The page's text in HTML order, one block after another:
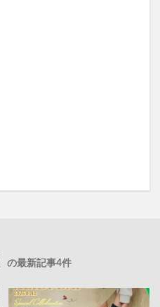
の最新記事4件